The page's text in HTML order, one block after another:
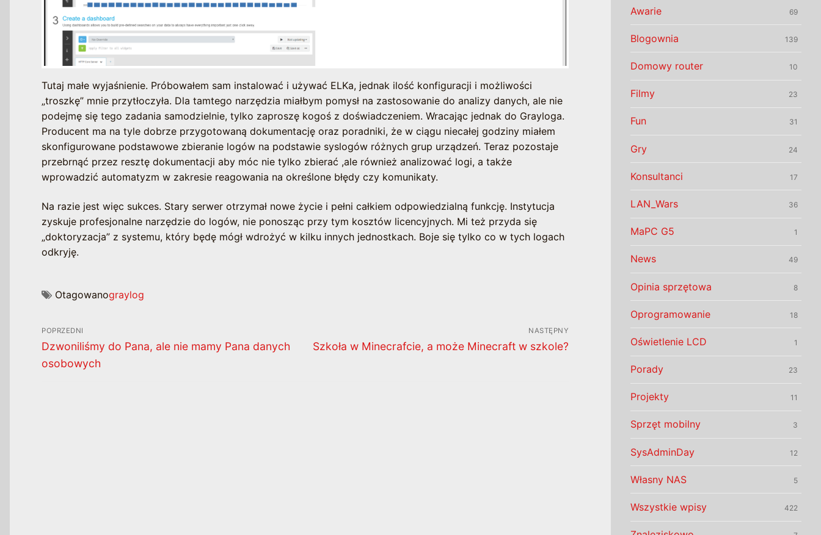
Tutaj małe wyjaśnienie. Próbowałem sam instalować i używać ELKa, jednak ilość konfiguracji i możliwości
„troszkę” mnie przytłoczyła. Dla tamtego narzędzia miałbym pomysł na zastosowanie do analizy danych, ale nie
podejmę się tego zadania samodzielnie, tylko zaproszę kogoś z doświadczeniem. Wracając jednak do Grayloga.
Producent ma na tyle dobrze przygotowaną dokumentację oraz poradniki, że w ciągu niecałej godziny miałem
skonfigurowane podstawowe zbieranie logów na podstawie syslogów różnych grup urządzeń. Teraz pozostaje
przebrnąć przez resztę dokumentacji aby móc nie tylko zbierać ,ale również analizować logi, a także
wprowadzić automatyzm w zakresie reagowania na określone błędy czy komunikaty.
Na razie jest więc sukces. Stary serwer otrzymał nowe życie i pełni całkiem odpowiedzialną funkcję. Instytucja
zyskuje profesjonalne narzędzie do logów, nie ponosząc przy tym kosztów licencyjnych. Mi też przyda się
„doktoryzacja” z systemu, który będę mógł wdrożyć w kilku innych jednostkach. Boje się tylko co w tych logach
odkryję.
Otagowanograylog
Nawigacja
wpisu
POPRZEDNI
Poprzedni
wpis:
Dzwoniliśmy do Pana, ale nie mamy Pana danych
osobowych
NASTĘPNY
Następny
Szkoła w Minecrafcie, a może Minecraft w szkole?
Awarie 69
Blogownia 139
Domowy router 10
Filmy 23
Fun 31
Gry 24
Konsultanci 17
LAN_Wars 36
MaPC G5 1
News 49
Opinia sprzętowa 8
Oprogramowanie 18
Oświetlenie LCD 1
Porady 23
Projekty 11
Sprzęt mobilny 3
SysAdminDay 12
Własny NAS 5
Wszystkie wpisy 422